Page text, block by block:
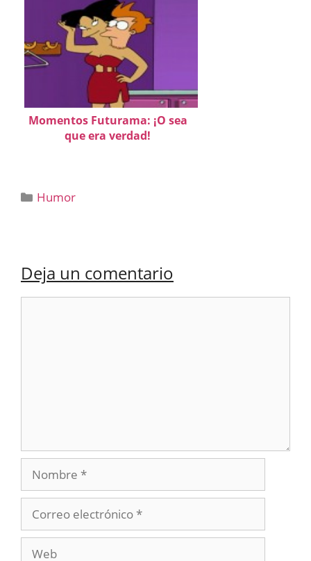
Momentos Futurama: ¡O sea
que era verdad!
Categorías
Humor
Deja un comentario
Nombre
electrónico